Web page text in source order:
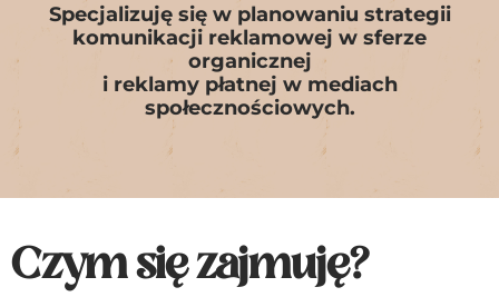
Specjalizuję się w planowaniu strategii
komunikacji reklamowej w sferze
organicznej
i reklamy płatnej w mediach
społecznościowych.
Czym się zajmuję?